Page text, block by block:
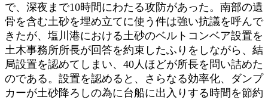
で、深夜まで10時間にわたる攻防があった。南部の遺
骨を含む土砂を埋め立てに使う件は強い抗議を呼んで
きたが、塩川港における土砂のベルトコンベア設置を
土木事務所所長が回答を約束したふりをしながら、結
局設置を認めてしまい、40人ほどが所長を問い詰めた
のである。設置を認めると、さらなる効率化、ダンプ
カーが土砂降ろしの為に台船に出入りする時間を節約